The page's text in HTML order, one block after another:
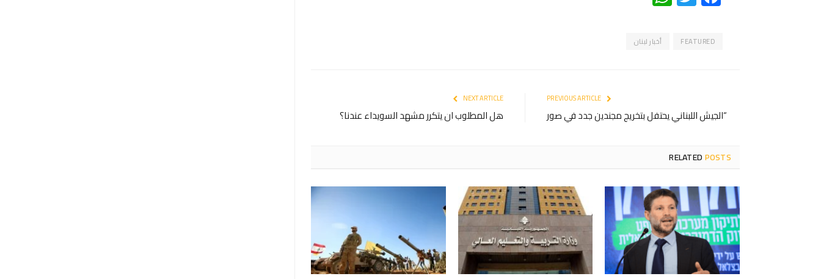
FEATURED أخبار لبنان
“الجيش اللبناني يحتفل بتخريج مجندين جدد في صور
NEXT ARTICLE
هل المطلوب ان يتكرر مشهد السويداء عندنا؟
RELATEDPOSTS